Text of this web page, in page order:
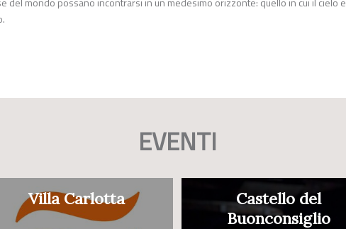
EVENTI
Villa Carlotta
Castello del
Buonconsiglio